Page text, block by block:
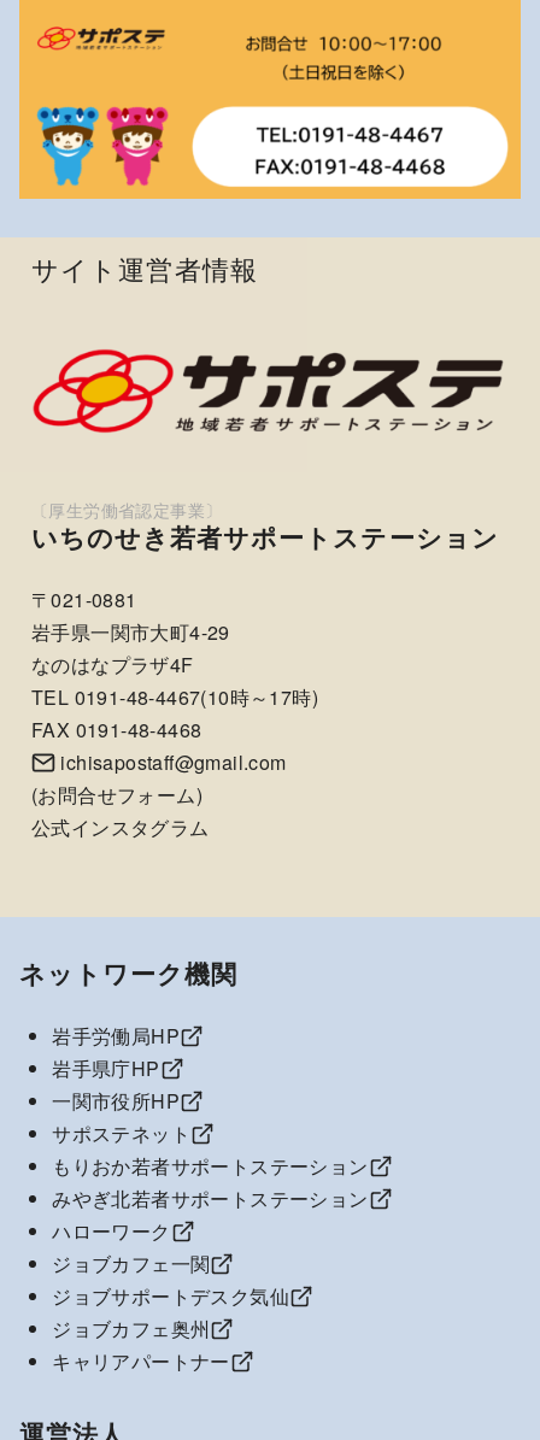
サイト運営者情報
いちのせき若者サポートステーション
〒021-0881
岩手県一関市大町4-29
なのはなプラザ4F
TEL 0191-48-4467(10時～17時)
FAX 0191-48-4468
ichisapostaff@gmail.com
(お問合せフォーム)
公式インスタグラム
ネットワーク機関
岩手労働局HP
岩手県庁HP
一関市役所HP
サポステネット
もりおか若者サポートステーション
みやぎ北若者サポートステーション
ハローワーク
ジョブカフェ一関
ジョブサポートデスク気仙
ジョブカフェ奥州
キャリアパートナー